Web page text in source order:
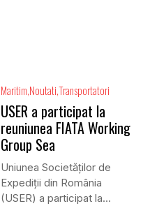
Maritim NoutatiTransportatori
USER a participat la
reuniunea FIATA Working
Group Sea
Uniunea Societăților de
Expediții din România
(USER) a participat la